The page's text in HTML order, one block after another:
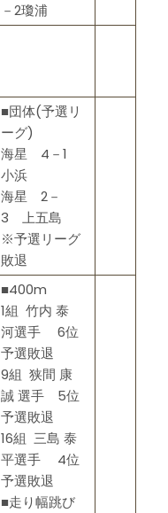
－2瓊浦
■団体(予選リ
ーグ)
海星 4－1
小浜
海星 2－
3 上五島
※予選リーグ
敗退
■400m
1組 竹内 泰
河選手 6位
予選敗退
9組 狭間 康
誠 選手 5位
予選敗退
16組 三島 泰
平選手 4位
予選敗退
■走り幅跳び